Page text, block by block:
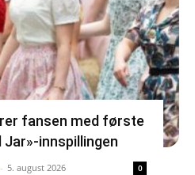
fansen med første
Jar»-innspillingen
- 5. august 2026 0